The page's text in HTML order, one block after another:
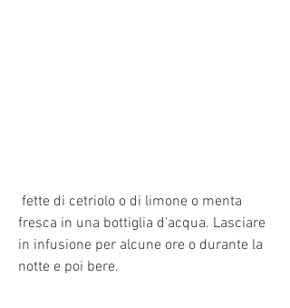
fresca in una bottiglia d'acqua. Lasciare
in infusione per alcune ore o durante la
notte e poi bere.